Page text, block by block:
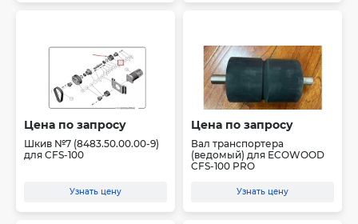
Цена по запросу
Шкив №7 (8483.50.00.00-9)
для CFS-100
Узнать цену
Цена по запросу
Вал транспортера
(ведомый) для ECOWOOD
CFS-100 PRO
Узнать цену